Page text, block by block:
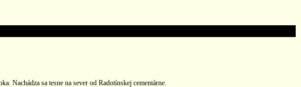
Nachádza sa tesne na sever od Radotínskej cementárne.